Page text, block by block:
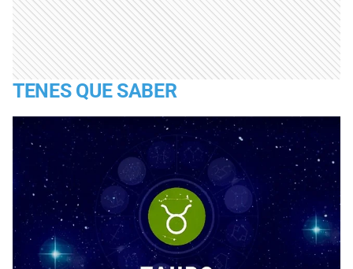
TENES QUE SABER